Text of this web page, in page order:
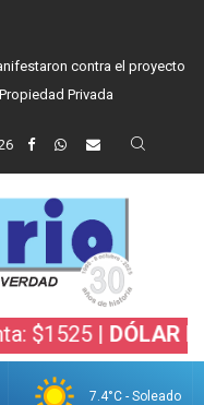
contra el proyecto
Privada
| DÓLAR BOLSA:
7.4°C - Soleado